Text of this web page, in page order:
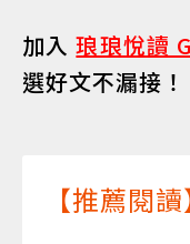
加入琅琅悅讀
選好文不漏接！
【推薦閱讀